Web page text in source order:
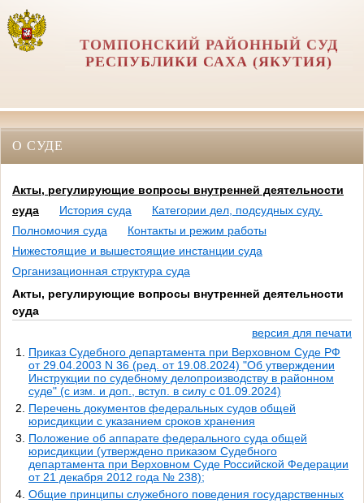
ТОМПОНСКИЙ РАЙОННЫЙ СУД
РЕСПУБЛИКИ САХА (ЯКУТИЯ)
О СУДЕ
Акты, регулирующие вопросы внутренней деятельности
суда
История суда
Категории дел, подсудных суду.
Полномочия суда
Контакты и режим работы
Нижестоящие и вышестоящие инстанции суда
Организационная структура суда
Акты, регулирующие вопросы внутренней деятельности
суда
версия для печати
Приказ Судебного департамента при Верховном Суде РФ
от 29.04.2003 N 36 (ред. от 19.08.2024) "Об утверждении
Инструкции по судебному делопроизводству в районном
суде" (с изм. и доп., вступ. в силу с 01.09.2024)
Перечень документов федеральных судов общей
юрисдикции с указанием сроков хранения
Положение об аппарате федерального суда общей
юрисдикции (утверждено приказом Судебного
департамента при Верховном Суде Российской Федерации
от 21 декабря 2012 года № 238);
Общие принципы служебного поведения государственных